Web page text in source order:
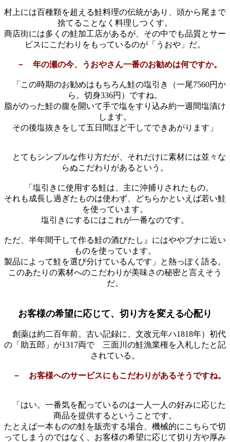
村上には百種顆を超える鮭料理の伝統があり、頭から尾まで
捨てることなく料理しつくす。
商店街には多くの鮭加工店があるが、その中でも品質とサー
ビスにこだわりをもっているのが「うおや」だ。
－ 年の瀬の今、うおやさん一番のお勧めは何ですか。
「この時期のお勧めはもちろん鮭の塩引き（一尾7560円か
ら。切身336円）ですね。
脂がのった鮭の腹を開いて手で塩をすり込み約一週間塩漬け
します。
その後塩抜きをして五日間ほど干してできあがります」
とてもシンプルな作り方だが、それだけに素材には並々な
らぬこだわりがあるという。
「塩引きに使用する鮭は、主に沖捕りされたもの。
それも成長し過ぎたものは使わず、どちらかといえば若い鮭
を使っています。
塩引きにするにはこれが一番なのです。
ただ、半年間干して作る鮭の酒びたし』にはややブナに近い
ものを使っています。
製品によって鮭を選び分けているんです」と熱っぽく語る。
このあたりの素材へのこだわりが美味さの秘密と言えそう
だ。
お客様の希望に応じて、切り方を変える心配り
創薬は約二百年前。古い記録に、文改元年ハ1818年）初代
の「助五郎」が1317両で 三面川の鮭漁業権を入札したと記
されている。
－ お客様へのサービスにもこだわりがあるそうですね。
「はい。一番気を配っているのは一人一人の好みに応じた
商品を提供するということです。
たとえば一本ものの鮭を販売する場合、機械的にこちらで切
ってしまうのではなく、お客様の希望に応じて切り方や厚み